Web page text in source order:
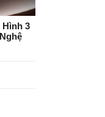
Hình 3